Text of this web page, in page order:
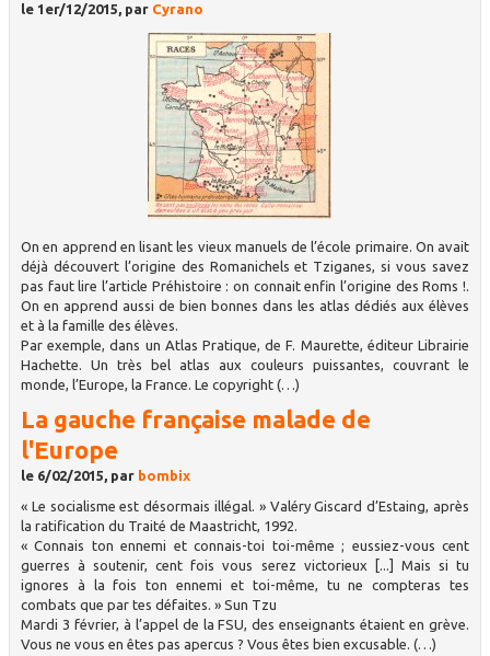
le 1er/12/2015, par Cyrano
On en apprend en lisant les vieux manuels de l’école primaire. On avait
déjà découvert l’origine des Romanichels et Tziganes, si vous savez
pas faut lire l’article Préhistoire : on connait enfin l’origine des Roms !.
On en apprend aussi de bien bonnes dans les atlas dédiés aux élèves
et à la famille des élèves.
Par exemple, dans un Atlas Pratique, de F. Maurette, éditeur Librairie
Hachette. Un très bel atlas aux couleurs puissantes, couvrant le
monde, l’Europe, la France. Le copyright (…)
La gauche française malade de
l'Europe
le 6/02/2015, par bombix
« Le socialisme est désormais illégal. » Valéry Giscard d’Estaing, après
la ratification du Traité de Maastricht, 1992.
« Connais ton ennemi et connais-toi toi-même ; eussiez-vous cent
guerres à soutenir, cent fois vous serez victorieux [...] Mais si tu
ignores à la fois ton ennemi et toi-même, tu ne compteras tes
combats que par tes défaites. » Sun Tzu
Mardi 3 février, à l’appel de la FSU, des enseignants étaient en grève.
Vous ne vous en êtes pas apercus ? Vous êtes bien excusable. (…)